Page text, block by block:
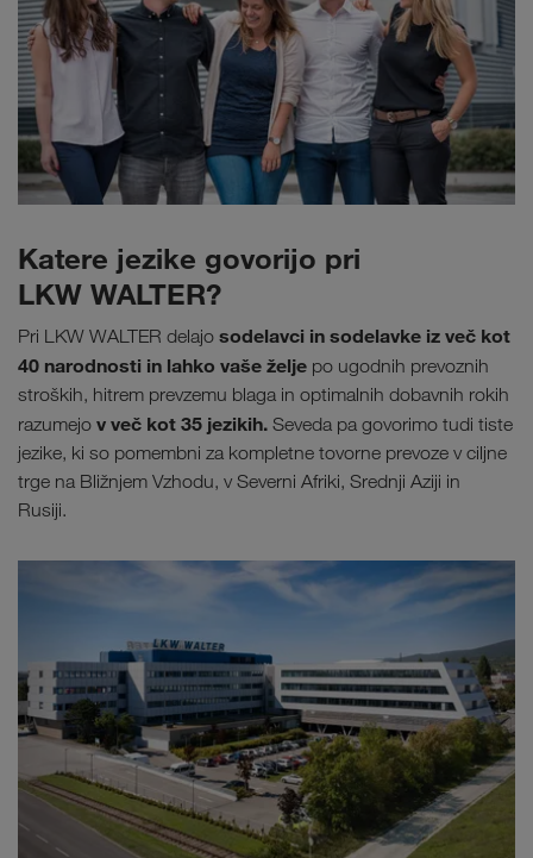
Katere jezike govorijo pri
LKW WALTER?
Pri LKW WALTER delajo sodelavci in sodelavke iz več kot
40 narodnosti in lahko vaše želje po ugodnih prevoznih
stroških, hitrem prevzemu blaga in optimalnih dobavnih rokih
razumejo v več kot 35 jezikih. Seveda pa govorimo tudi tiste
jezike, ki so pomembni za kompletne tovorne prevoze v ciljne
trge na Bližnjem Vzhodu, v Severni Afriki, Srednji Aziji in
Rusiji.